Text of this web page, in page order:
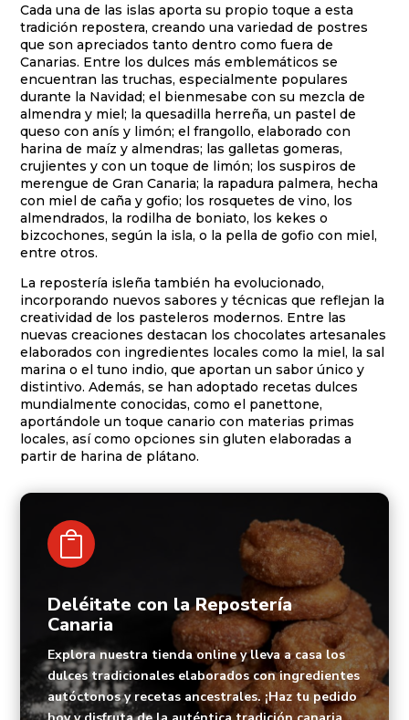
Cada una de las islas aporta su propio toque a esta
tradición repostera, creando una variedad de postres
que son apreciados tanto dentro como fuera de
Canarias. Entre los dulces más emblemáticos se
encuentran las truchas, especialmente populares
durante la Navidad; el bienmesabe con su mezcla de
almendra y miel; la quesadilla herreña, un pastel de
queso con anís y limón; el frangollo, elaborado con
harina de maíz y almendras; las galletas gomeras,
crujientes y con un toque de limón; los suspiros de
merengue de Gran Canaria; la rapadura palmera, hecha
con miel de caña y gofio; los rosquetes de vino, los
almendrados, la rodilha de boniato, los kekes o
bizcochones, según la isla, o la pella de gofio con miel,
entre otros.
La repostería isleña también ha evolucionado,
incorporando nuevos sabores y técnicas que reflejan la
creatividad de los pasteleros modernos. Entre las
nuevas creaciones destacan los chocolates artesanales
elaborados con ingredientes locales como la miel, la sal
marina o el tuno indio, que aportan un sabor único y
distintivo. Además, se han adoptado recetas dulces
mundialmente conocidas, como el panettone,
aportándole un toque canario con materias primas
locales, así como opciones sin gluten elaboradas a
partir de harina de plátano.

Deléitate con la Repostería
Canaria
Explora nuestra tienda online y lleva a casa los
dulces tradicionales elaborados con ingredientes
autóctonos y recetas ancestrales. ¡Haz tu pedido